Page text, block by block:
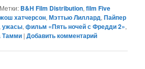
Метки: B&H Film Distribution,film Five
хатчерсон,Мэттью Лиллард,Пайпер
,ужасы,фильм «Пять ночей с Фредди 2»,
|Добавить комментарий